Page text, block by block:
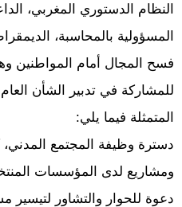
النظام الدستوري المغربي،
المسؤولية بالمحاسبة،
فسح المجال أمام المواطنين
للمشاركة في تدبير الشأن
المتمثلة فيما يلي:
دسترة وظيفة المجتمع
ومشاريع لدى المؤسسات
دعوة للحوار والتشاور لتيسير